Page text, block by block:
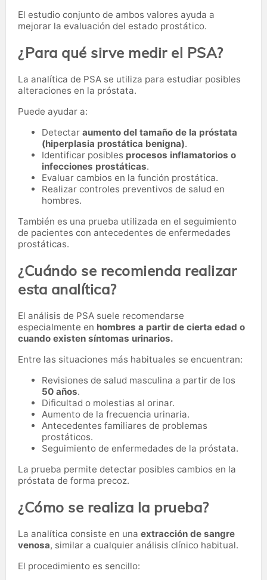
El estudio conjunto de ambos valores ayuda a
mejorar la evaluación del estado prostático.
¿Para qué sirve medir el PSA?
La analítica de PSA se utiliza para estudiar posibles
alteraciones en la próstata.
Puede ayudar a:
Detectar aumento del tamaño de la próstata
(hiperplasia prostática benigna).
Identificar posibles procesos inflamatorios o
infecciones prostáticas.
Evaluar cambios en la función prostática.
Realizar controles preventivos de salud en
hombres.
También es una prueba utilizada en el seguimiento
de pacientes con antecedentes de enfermedades
prostáticas.
¿Cuándo se recomienda realizar
esta analítica?
El análisis de PSA suele recomendarse
especialmente en hombres a partir de cierta edad o
cuando existen síntomas urinarios.
Entre las situaciones más habituales se encuentran:
Revisiones de salud masculina a partir de los
50 años.
Dificultad o molestias al orinar.
Aumento de la frecuencia urinaria.
Antecedentes familiares de problemas
prostáticos.
Seguimiento de enfermedades de la próstata.
La prueba permite detectar posibles cambios en la
próstata de forma precoz.
¿Cómo se realiza la prueba?
La analítica consiste en una extracción de sangre
venosa, similar a cualquier análisis clínico habitual.
El procedimiento es sencillo: